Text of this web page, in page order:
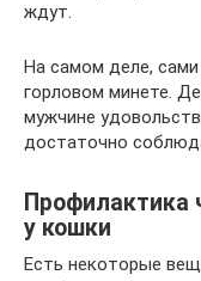
ждут.
На самом деле,
горловом минете.
мужчине
достаточно
Профилактика
у кошки
Есть некоторые